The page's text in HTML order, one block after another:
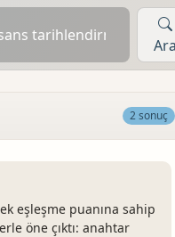
Ara
2 sonuç
eşleşme puanına sahip
öne çıktı: anahtar